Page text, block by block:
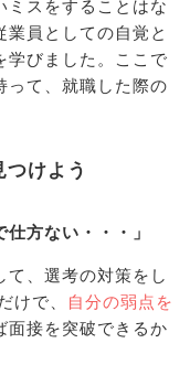
ミスをすることはな
員としての自覚と
学びました。ここで
って、就職した際の
けよう
方ない・・・」
て、選考の対策をし
けで、
自分の弱点を
面接を突破できるか